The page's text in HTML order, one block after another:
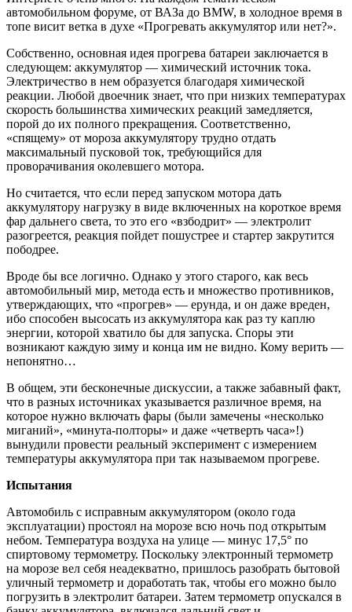
автомобильном форуме, от ВАЗа до BMW, в холодное время в
топе висит ветка в духе «Прогревать аккумулятор или нет?».
Собственно, основная идея прогрева батареи заключается в
следующем: аккумулятор — химический источник тока.
Электричество в нем образуется благодаря химической
реакции. Любой двоечник знает, что при низких температурах
скорость большинства химических реакций замедляется,
порой до их полного прекращения. Соответственно,
«спящему» от мороза аккумулятору трудно отдать
максимальный пусковой ток, требующийся для
проворачивания околевшего мотора.
Но считается, что если перед запуском мотора дать
аккумулятору нагрузку в виде включенных на короткое время
фар дальнего света, то это его «взбодрит» — электролит
разогреется, реакция пойдет пошустрее и стартер закрутится
пободрее.
Вроде бы все логично. Однако у этого старого, как весь
автомобильный мир, метода есть и множество противников,
утверждающих, что «прогрев» — ерунда, и он даже вреден,
ибо способен высосать из аккумулятора как раз ту каплю
энергии, которой хватило бы для запуска. Споры эти
возникают каждую зиму и конца им не видно. Кому верить —
непонятно…
В общем, эти бесконечные дискуссии, а также забавный факт,
что в разных источниках указывается различное время, на
которое нужно включать фары (были замечены «несколько
миганий», «минута-полторы» и даже «четверть часа»!)
вынудили провести реальный эксперимент с измерением
температуры аккумулятора при так называемом прогреве.
Испытания
Автомобиль с исправным аккумулятором (около года
эксплуатации) простоял на морозе всю ночь под открытым
небом. Температура воздуха на улице — минус 17,5° по
спиртовому термометру. Поскольку электронный термометр
на морозе вел себя неадекватно, пришлось разобрать бытовой
уличный термометр и доработать так, чтобы его можно было
погрузить в электролит батареи. Затем термометр опускался в